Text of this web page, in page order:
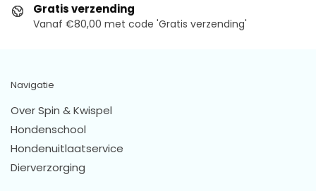
Gratis verzending
Vanaf €80,00 met code 'Gratis verzending'
Navigatie
Over Spin & Kwispel
Hondenschool
Hondenuitlaatservice
Dierverzorging